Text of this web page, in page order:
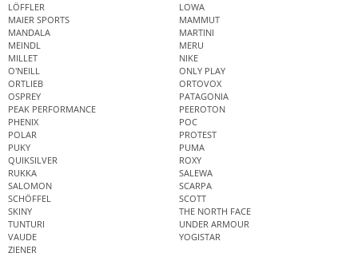
LÖFFLER
LOWA
MAIER SPORTS
MAMMUT
MANDALA
MARTINI
MEINDL
MERU
MILLET
NIKE
O'NEILL
ONLY PLAY
ORTLIEB
ORTOVOX
OSPREY
PATAGONIA
PEAK PERFORMANCE
PEEROTON
PHENIX
POC
POLAR
PROTEST
PUKY
PUMA
QUIKSILVER
ROXY
RUKKA
SALEWA
SALOMON
SCARPA
SCHÖFFEL
SCOTT
SKINY
THE NORTH FACE
TUNTURI
UNDER ARMOUR
VAUDE
YOGISTAR
ZIENER